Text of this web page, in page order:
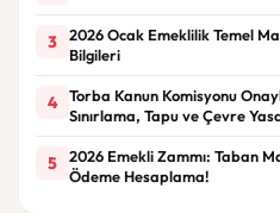
3
2026 Ocak Emeklilik Temel
Bilgileri
4
Torba Kanun Komisyonu
Sınırlama, Tapu ve Çevre
5
2026 Emekli Zammı: Taban
Ödeme Hesaplama!